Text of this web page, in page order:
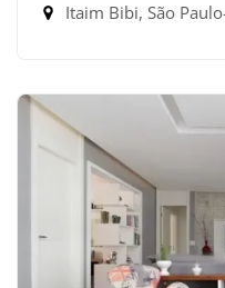
Itaim Bibi, São